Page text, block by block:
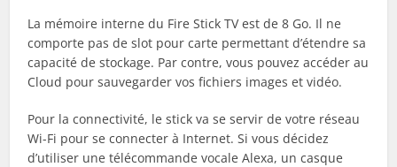
La mémoire interne du Fire Stick TV est de 8 Go. Il ne
comporte pas de slot pour carte permettant d’étendre sa
capacité de stockage. Par contre, vous pouvez accéder au
Cloud pour sauvegarder vos fichiers images et vidéo.
Pour la connectivité, le stick va se servir de votre réseau
Wi-Fi pour se connecter à Internet. Si vous décidez
d’utiliser une télécommande vocale Alexa, un casque